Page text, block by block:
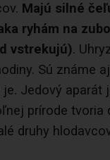
Majú silné
ryhám na
vstrekujú).
Sú známe
Jedový
prírode
druhy